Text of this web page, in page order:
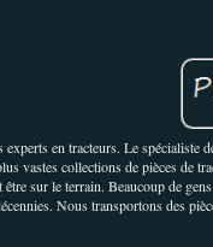
experts en tracteurs. Le spécialiste
vastes collections de pièces de
sur le terrain. Beaucoup de
Nous transportons des